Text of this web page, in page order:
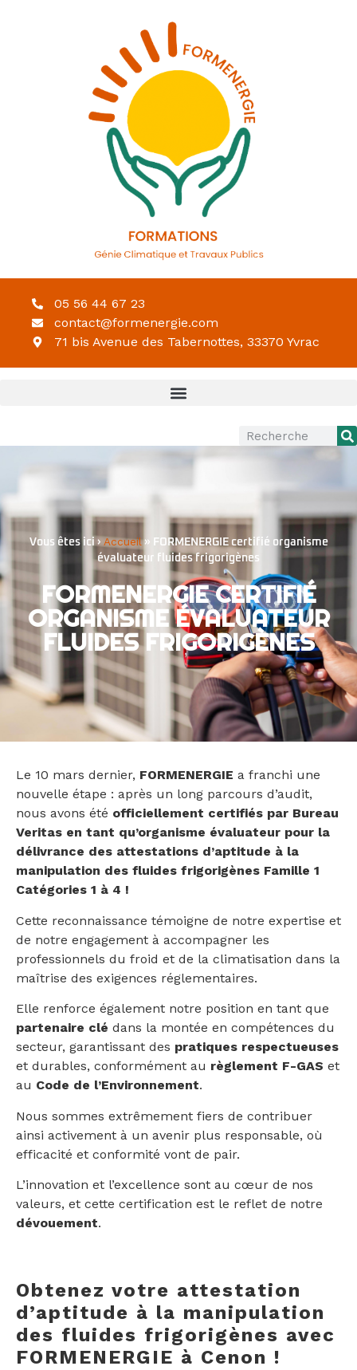
05 56 44 67 23
contact@formenergie.com
71 bis Avenue des Tabernottes, 33370 Yvrac
Vous êtes ici › Accueil» FORMENERGIE certifié organisme
évaluateur fluides frigorigènes
FORMENERGIE CERTIFIÉ
ORGANISME ÉVALUATEUR
FLUIDES FRIGORIGÈNES
Le 10 mars dernier, FORMENERGIE a franchi une
nouvelle étape : après un long parcours d’audit,
nous avons été officiellement certifiés par Bureau
Veritas en tant qu’organisme évaluateur pour la
délivrance des attestations d’aptitude à la
manipulation des fluides frigorigènes Famille 1
Catégories 1 à 4 !
Cette reconnaissance témoigne de notre expertise et
de notre engagement à accompagner les
professionnels du froid et de la climatisation dans la
maîtrise des exigences réglementaires.
Elle renforce également notre position en tant que
partenaire clé dans la montée en compétences du
secteur, garantissant des pratiques respectueuses
et durables, conformément au règlement F-GAS et
au Code de l’Environnement.
Nous sommes extrêmement fiers de contribuer
ainsi activement à un avenir plus responsable, où
efficacité et conformité vont de pair.
L’innovation et l’excellence sont au cœur de nos
valeurs, et cette certification est le reflet de notre
dévouement.
Obtenez votre attestation
d’aptitude à la manipulation
des fluides frigorigènes avec
FORMENERGIE à Cenon !